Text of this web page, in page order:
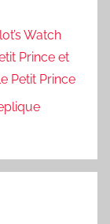
Watch
Prince et
Petit Prince